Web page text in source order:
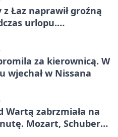
Łaz naprawił groźną
urlopu.
za kierownicą. W
wjechał w Nissana
Wartą zabrzmiała na
Mozart, Schubert i